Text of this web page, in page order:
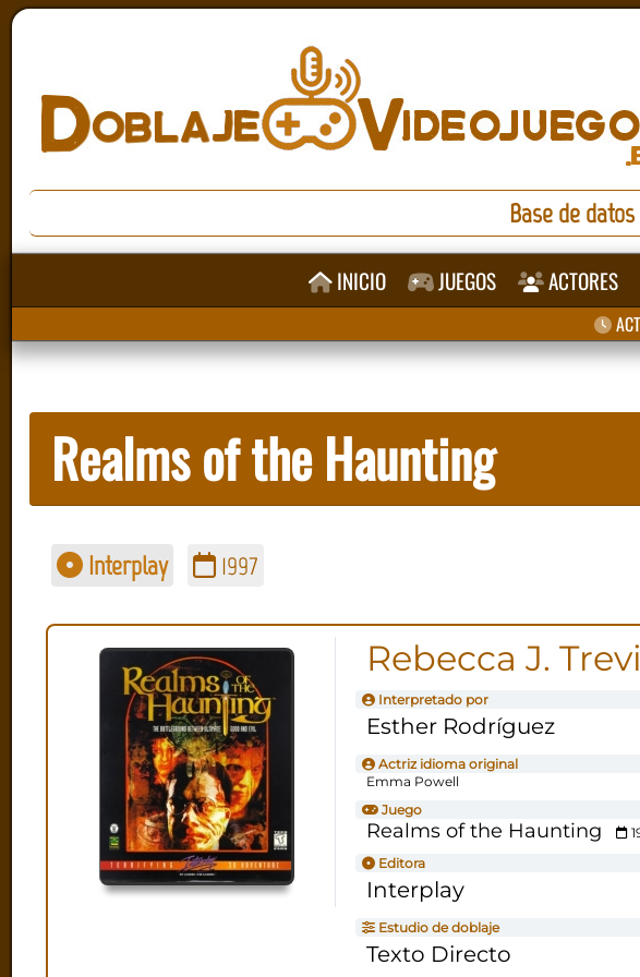
Base de
INICIO JUEGOS ACTORES
Realms of the Haunting
Interplay 1997
Rebecca J.
Interpretado por
Esther Rodríguez
Actriz idioma original
Emma Powell
Juego
Realms of the Haunting
Editora
Interplay
Estudio de doblaje
Texto Directo